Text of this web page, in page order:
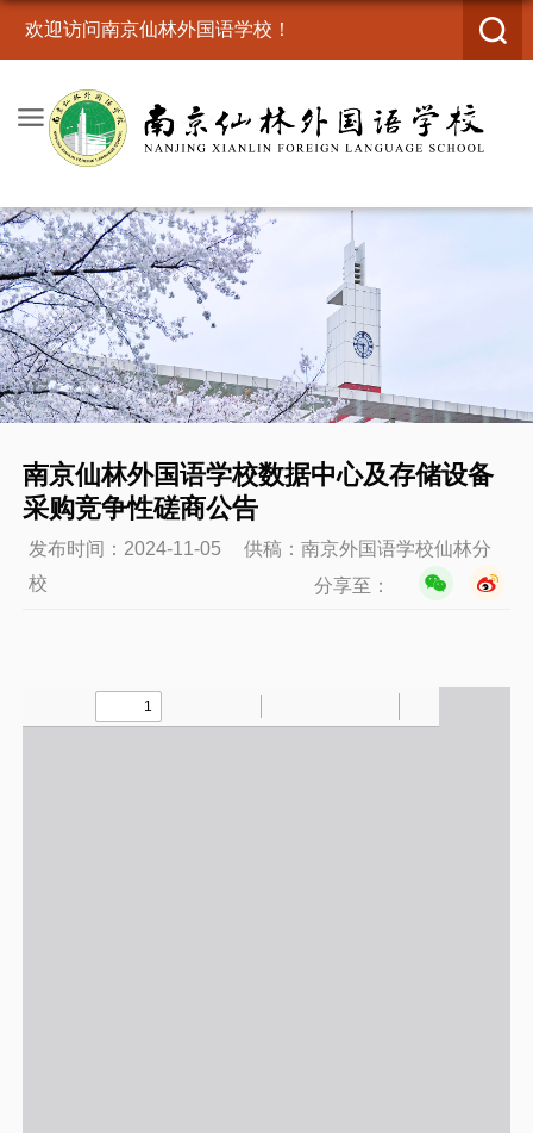
欢迎访问南京仙林外国语学校！
南京仙林外国语学校数据中心及存储设备
采购竞争性磋商公告
发布时间：2024-11-05
供稿：南京外国语学校仙林分
校
分享至：